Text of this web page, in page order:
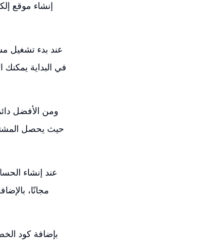
إنشاء موقع
عند بدء تشغيل
حيث يحصل
عند إنشاء
مجانًا،